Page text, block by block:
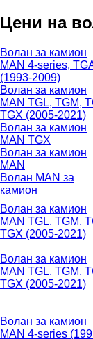
Цени на
Волан за камион
MAN 4-series,
(1993-2009)
Волан за камион
MAN TGL, TGM,
TGX (2005-2021)
Волан за камион
MAN TGX
Волан за камион
MAN
Волан MAN за
камион
Волан за камион
MAN TGL, TGM,
TGX (2005-2021)
Волан за камион
MAN TGL, TGM,
TGX (2005-2021)
Волан за камион
MAN 4-series